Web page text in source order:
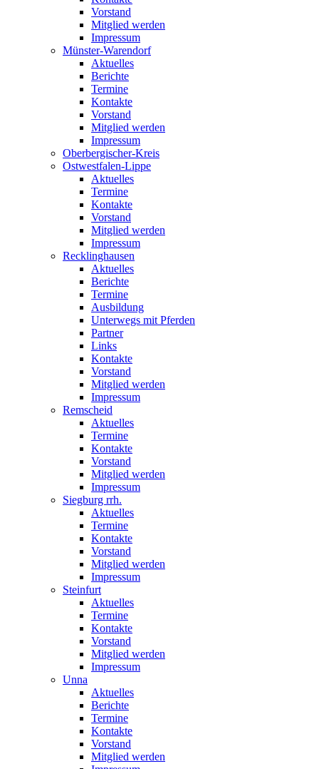
Vorstand
Mitglied werden
Impressum
Münster-Warendorf
Aktuelles
Berichte
Termine
Kontakte
Vorstand
Mitglied werden
Impressum
Oberbergischer-Kreis
Ostwestfalen-Lippe
Aktuelles
Termine
Kontakte
Vorstand
Mitglied werden
Impressum
Recklinghausen
Aktuelles
Berichte
Termine
Ausbildung
Unterwegs mit Pferden
Partner
Links
Kontakte
Vorstand
Mitglied werden
Impressum
Remscheid
Aktuelles
Termine
Kontakte
Vorstand
Mitglied werden
Impressum
Siegburg rrh.
Aktuelles
Termine
Kontakte
Vorstand
Mitglied werden
Impressum
Steinfurt
Aktuelles
Termine
Kontakte
Vorstand
Mitglied werden
Impressum
Unna
Aktuelles
Berichte
Termine
Kontakte
Vorstand
Mitglied werden